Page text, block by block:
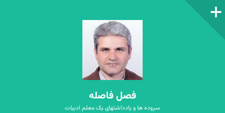
ستون‌کناری
فصل فاصله
سروده ها و یادداشتهای یک معلم ادبیات